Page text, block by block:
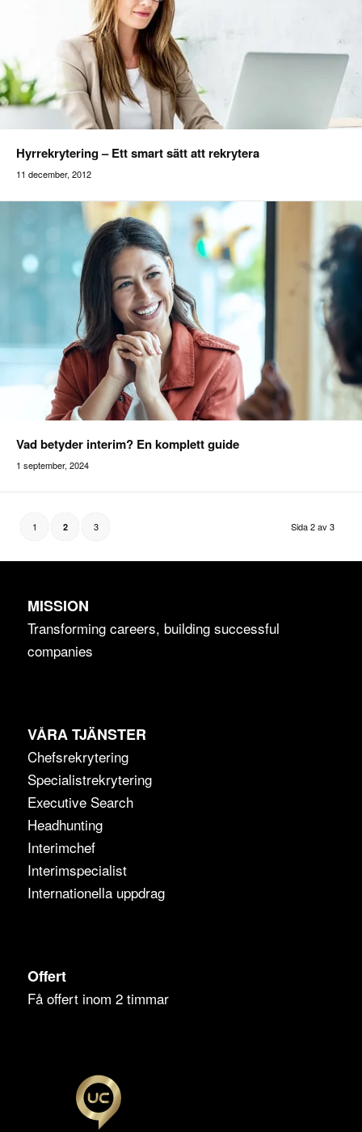
Hyrrekrytering – Ett smart sätt att rekrytera
11 december, 2012
Addilon
Vad betyder interim? En komplett guide
1 september, 2024
Sida 2 av 3
1 2 3
MISSION
Transforming careers, building successful
companies
VÅRA TJÄNSTER
Chefsrekrytering
Specialistrekrytering
Executive Search
Headhunting
Interimchef
Interimspecialist
Internationella uppdrag
Offert
Få offert inom 2 timmar